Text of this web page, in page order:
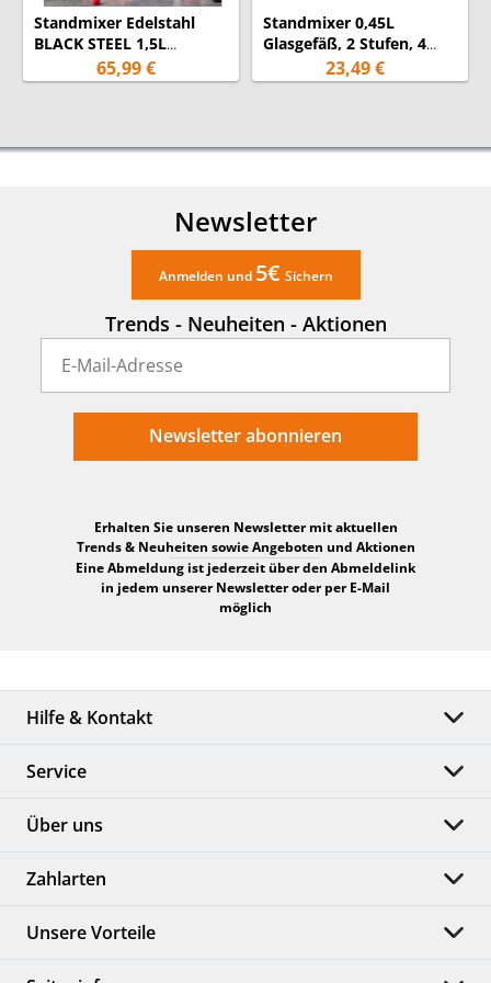
Garantie:
24 Monate
(Garantiebedingungen)
Standmixer Edelstahl
BLACK STEEL 1,5L
Behälter, 2 Stufen, 6
Klingen - 1000 Watt
65,99 €
Standmixer 0,45L
Glasgefäß, 2 Stufen, 4
Edelstahlmesser - 180
Watt
23,49 €
Newsletter
Anmelden und 5€ Sichern
Trends - Neuheiten - Aktionen
Newsletter abonnieren
Erhalten Sie unseren Newsletter mit aktuellen
Trends & Neuheiten sowie Angeboten und Aktionen
Eine Abmeldung ist jederzeit über den Abmeldelink
in jedem unserer Newsletter oder per E-Mail
möglich
Hilfe & Kontakt
Service
Über uns
Zahlarten
Unsere Vorteile